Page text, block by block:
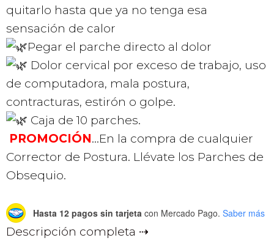
quitarlo hasta que ya no tenga esa
sensación de calor
Pegar el parche directo al dolor
Dolor cervical por exceso de trabajo, uso
de computadora, mala postura,
contracturas, estirón o golpe.
Caja de 10 parches.
PROMOCIÓN…En la compra de cualquier
Corrector de Postura. Llévate los Parches de
Obsequio.
Hasta 12 pagos sin tarjeta con Mercado Pago. Saber más
Descripción completa